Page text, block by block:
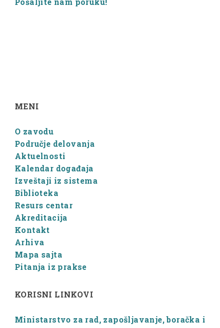
MENI
O zavodu
Područje delovanja
Aktuelnosti
Kalendar događaja
Izveštaji iz sistema
Biblioteka
Resurs centar
Akreditacija
Kontakt
Arhiva
Mapa sajta
Pitanja iz prakse
KORISNI LINKOVI
Ministarstvo za rad, zapošljavanje, boračka i